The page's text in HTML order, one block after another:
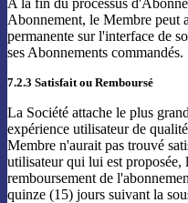
A la fin du processus
Abonnement, le Membre peut
permanente sur l'interface de
ses Abonnements commandés.
7.2.3 Satisfait ou Remboursé
La Société attache le plus
expérience utilisateur de
Membre n'aurait pas trouvé
utilisateur qui lui est
remboursement de
quinze (15) jours suivant la